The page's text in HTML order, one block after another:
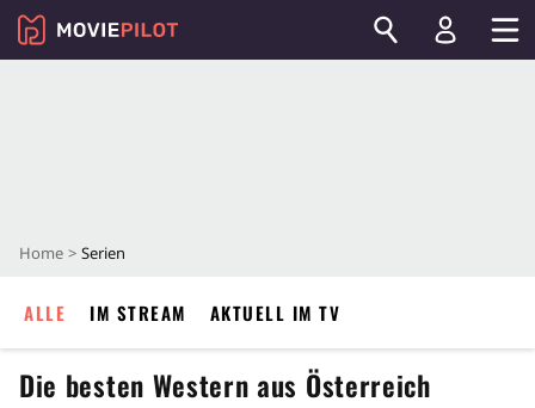
Home Serien
ALLE IM STREAM AKTUELL IM TV
Die besten Western aus Österreich